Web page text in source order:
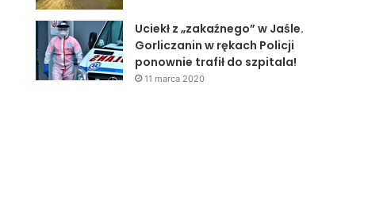
Uciekł z „zakaźnego” w Jaśle.
Gorliczanin w rękach Policji
ponownie trafił do szpitala!
11 marca 2020